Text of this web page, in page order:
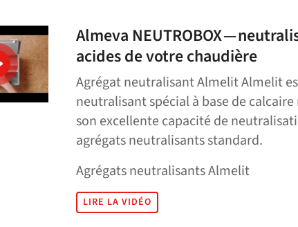
Almeva NEUTROBOX —
acides de votre chaudière
Agrégat neutralisant Almelit Almelit
neutralisant spécial à base de
son excellente capacité de
agrégats neutralisants standard.
Agrégats neutralisants Almelit
LIRE LA VIDÉO